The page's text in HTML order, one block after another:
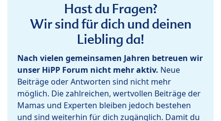
Hast du Fragen?
Wir sind für dich und deinen
Liebling da!
Nach vielen gemeinsamen Jahren betreuen wir
unser HiPP Forum nicht mehr aktiv. Neue
Beiträge oder Antworten sind nicht mehr
möglich. Die zahlreichen, wertvollen Beiträge der
Mamas und Experten bleiben jedoch bestehen
und sind weiterhin für dich zugänglich. Damit du